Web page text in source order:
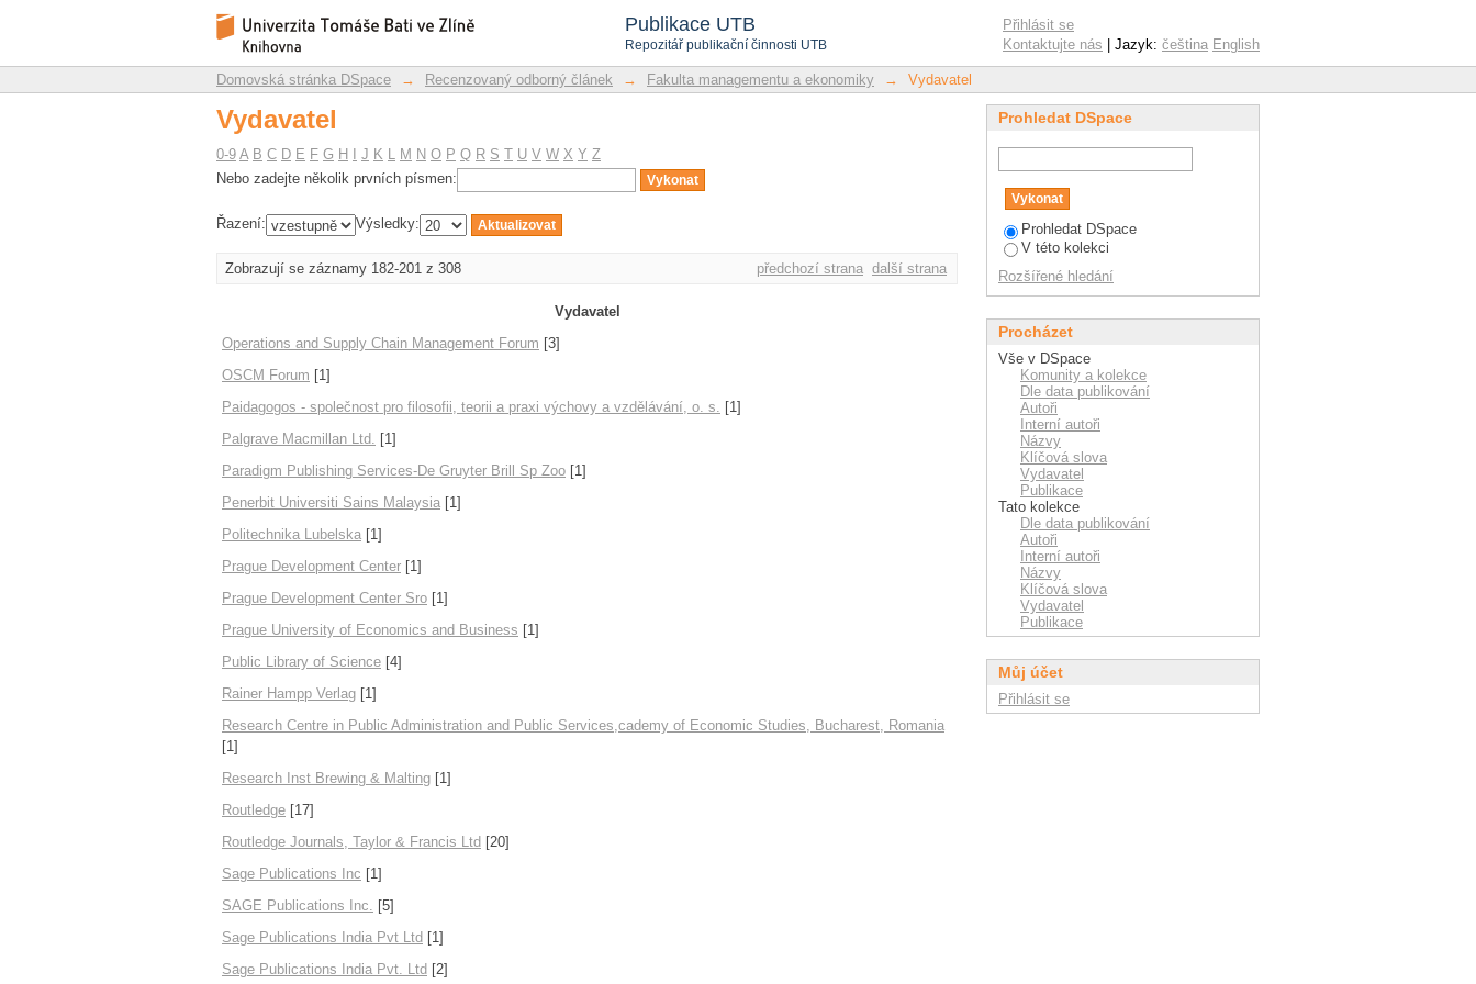
Publikace UTB
Repozitář publikační činnosti UTB
Vydavatel
Repozitář DSpace/Manakin
Přihlásit se
Kontaktujte nás | Jazyk: čeština English
Domovská stránka DSpace → Recenzovaný odborný článek → Fakulta managementu a ekonomiky → Vydavatel
Vydavatel
0-9 A B C D E F G H J K L M N O P Q R S T U V W X Y Z
Nebo zadejte několik prvních písmen:
Řazení: Výsledky:
Zobrazují se záznamy 182-201 z 308 předchozí strana další strana
Vydavatel
Operations and Supply Chain Management Forum [3]
OSCM Forum [1]
Paidagogos - společnost pro filosofii, teorii a praxi výchovy a vzdělávání, o. s. [1]
Palgrave Macmillan Ltd. [1]
Paradigm Publishing Services-De Gruyter Brill Sp Zoo [1]
Penerbit Universiti Sains Malaysia [1]
Politechnika Lubelska [1]
Prague Development Center [1]
Prague Development Center Sro [1]
Prague University of Economics and Business [1]
Public Library of Science [4]
Rainer Hampp Verlag [1]
Research Centre in Public Administration and Public Services,cademy of Economic Studies, Bucharest, Romania
[1]
Research Inst Brewing & Malting [1]
Routledge [17]
Routledge Journals, Taylor & Francis Ltd [20]
Sage Publications Inc [1]
SAGE Publications Inc. [5]
Sage Publications India Pvt Ltd [1]
Sage Publications India Pvt. Ltd [2]
Prohledat DSpace
Prohledat DSpace
V této kolekci
Rozšířené hledání
Procházet
Vše v DSpace
Komunity a kolekce
Dle data publikování
Autoři
Interní autoři
Názvy
Klíčová slova
Vydavatel
Publikace
Tato kolekce
Dle data publikování
Autoři
Interní autoři
Názvy
Klíčová slova
Vydavatel
Publikace
Můj účet
Přihlásit se